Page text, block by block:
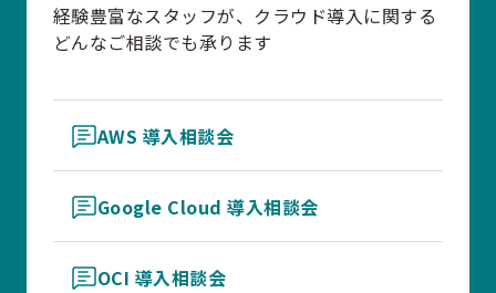
経験豊富なスタッフが、クラウド導入に関する
どんなご相談でも承ります
AWS 導入相談会
Google Cloud 導入相談会
OCI 導入相談会